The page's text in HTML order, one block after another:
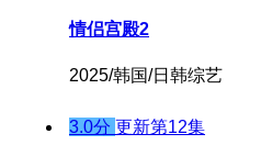
情侣宫殿2
2025/韩国/日韩综艺
3.0分 更新第12集